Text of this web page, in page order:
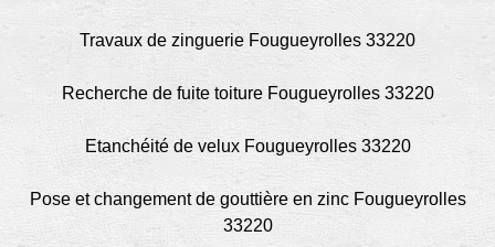
Travaux de zinguerie Fougueyrolles 33220
Recherche de fuite toiture Fougueyrolles 33220
Etanchéité de velux Fougueyrolles 33220
Pose et changement de gouttière en zinc Fougueyrolles
33220